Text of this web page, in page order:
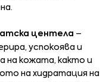
центела –
успокоява и
на кожата, както и
на хидратация на